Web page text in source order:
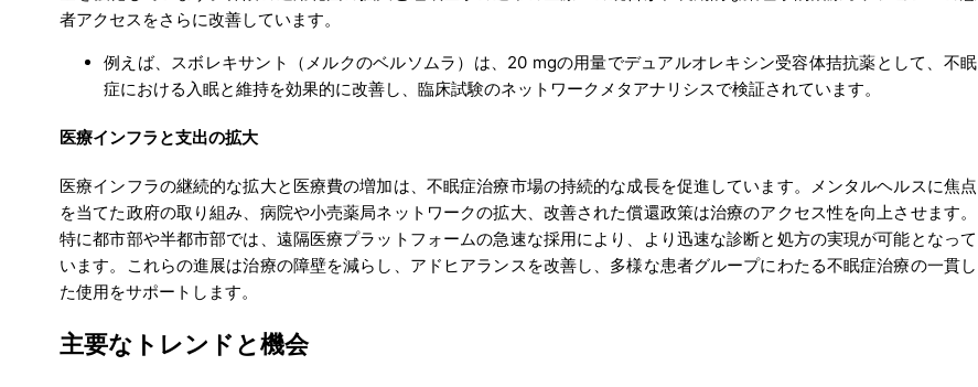
者アクセスをさらに改善しています。
例えば、スボレキサント（メルクのベルソムラ）は、20 mgの用量でデュアルオレキシン受容体拮抗薬として、不眠
症における入眠と維持を効果的に改善し、臨床試験のネットワークメタアナリシスで検証されています。
医療インフラと支出の拡大
医療インフラの継続的な拡大と医療費の増加は、不眠症治療市場の持続的な成長を促進しています。メンタルヘルスに焦点
を当てた政府の取り組み、病院や小売薬局ネットワークの拡大、改善された償還政策は治療のアクセス性を向上させます。
特に都市部や半都市部では、遠隔医療プラットフォームの急速な採用により、より迅速な診断と処方の実現が可能となって
います。これらの進展は治療の障壁を減らし、アドヒアランスを改善し、多様な患者グループにわたる不眠症治療の一貫し
た使用をサポートします。
主要なトレンドと機会